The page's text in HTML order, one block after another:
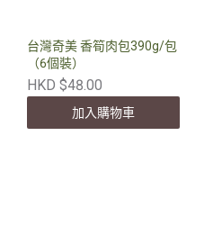
台灣奇美 香筍肉包390g/包
（6個裝）
HKD $48.00
加入購物車